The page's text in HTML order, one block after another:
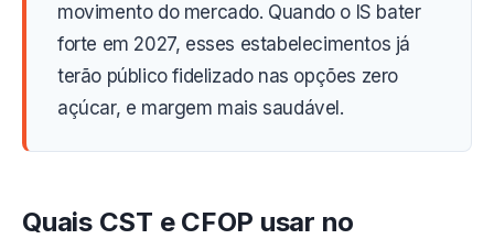
movimento do mercado. Quando o IS bater
forte em 2027, esses estabelecimentos já
terão público fidelizado nas opções zero
açúcar, e margem mais saudável.
Quais CST e CFOP usar no